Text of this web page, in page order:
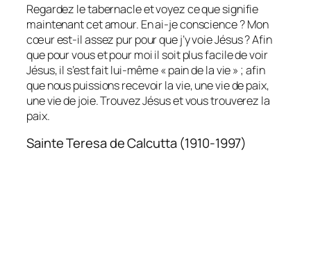
Regardez le tabernacle et voyez ce que signifie
maintenant cet amour. En ai-je conscience ? Mon
cœur est-il assez pur pour que j’y voie Jésus ? Afin
que pour vous et pour moi il soit plus facile de voir
Jésus, il s’est fait lui-même « pain de la vie » ; afin
que nous puissions recevoir la vie, une vie de paix,
une vie de joie. Trouvez Jésus et vous trouverez la
paix.
Sainte Teresa de Calcutta (1910-1997)